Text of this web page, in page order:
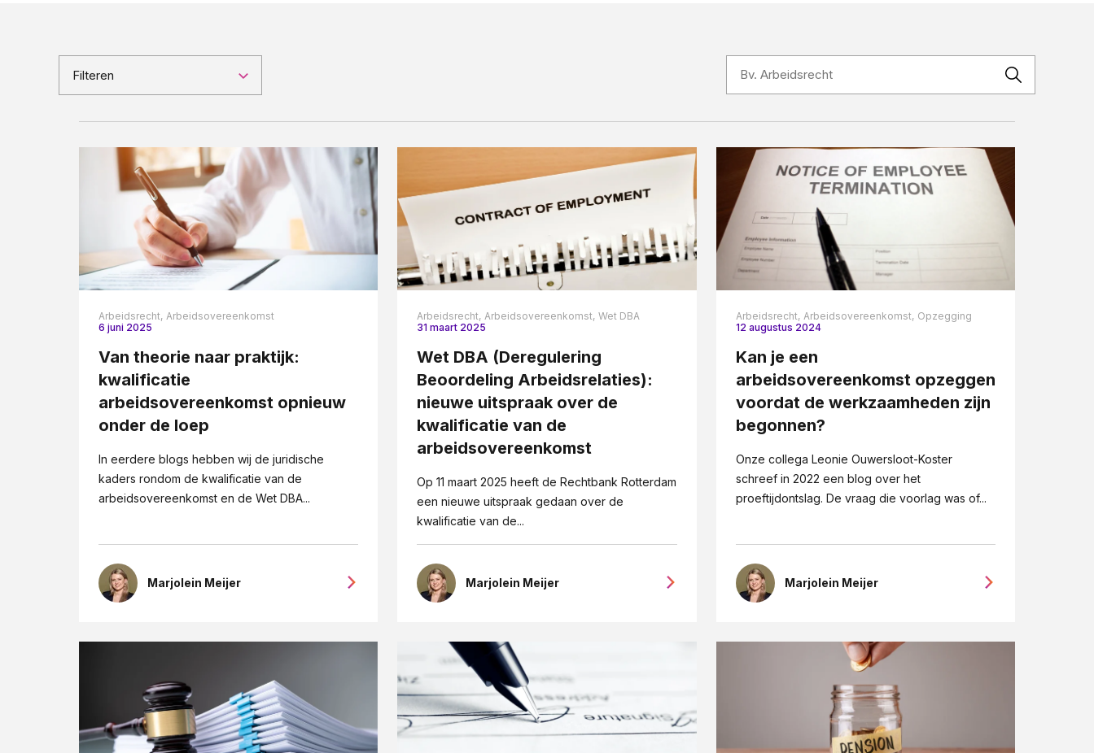
Vastgoedrecht
Verzekeringsrecht
Filteren
Arbeidsrecht, Arbeidsovereenkomst
6 juni 2025
Van theorie naar praktijk:
kwalificatie
arbeidsovereenkomst opnieuw
onder de loep
In eerdere blogs hebben wij de juridische
kaders rondom de kwalificatie van de
arbeidsovereenkomst en de Wet DBA...
Marjolein Meijer
Arbeidsrecht, Arbeidsovereenkomst, Wet DBA
31 maart 2025
Wet DBA (Deregulering
Beoordeling Arbeidsrelaties):
nieuwe uitspraak over de
kwalificatie van de
arbeidsovereenkomst
Op 11 maart 2025 heeft de Rechtbank Rotterdam
een nieuwe uitspraak gedaan over de
kwalificatie van de...
Marjolein Meijer
Arbeidsrecht, Arbeidsovereenkomst, Opzegging
12 augustus 2024
Kan je een
arbeidsovereenkomst opzeggen
voordat de werkzaamheden zijn
begonnen?
Onze collega Leonie Ouwersloot-Koster
schreef in 2022 een blog over het
proeftijdontslag. De vraag die voorlag was of...
Marjolein Meijer